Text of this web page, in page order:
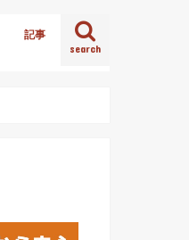
search
記事